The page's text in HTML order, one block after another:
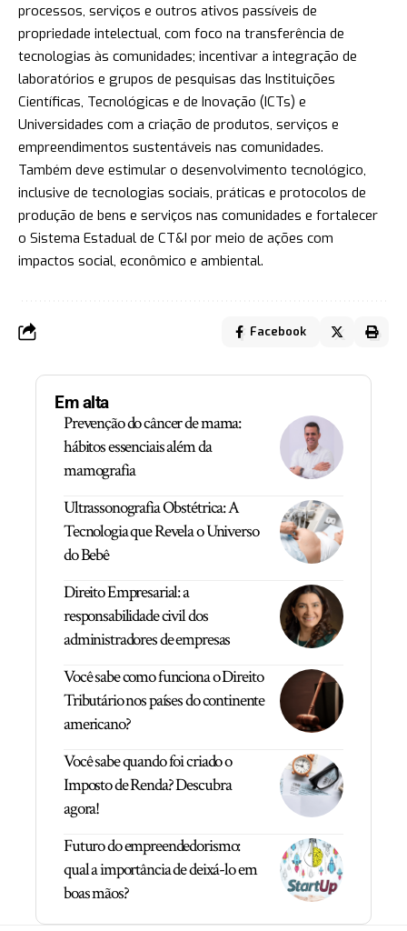
processos, serviços e outros ativos passíveis de
propriedade intelectual, com foco na transferência de
tecnologias às comunidades; incentivar a integração de
laboratórios e grupos de pesquisas das Instituições
Científicas, Tecnológicas e de Inovação (ICTs) e
Universidades com a criação de produtos, serviços e
empreendimentos sustentáveis nas comunidades.
Também deve estimular o desenvolvimento tecnológico,
inclusive de tecnologias sociais, práticas e protocolos de
produção de bens e serviços nas comunidades e fortalecer
o Sistema Estadual de CT&I por meio de ações com
impactos social, econômico e ambiental.
Facebook
Em alta
Prevenção do câncer de mama:
hábitos essenciais além da
mamografia
Ultrassonografia Obstétrica: A
Tecnologia que Revela o Universo
do Bebê
Direito Empresarial: a
responsabilidade civil dos
administradores de empresas
Você sabe como funciona o Direito
Tributário nos países do continente
americano?
Você sabe quando foi criado o
Imposto de Renda? Descubra
agora!
Futuro do empreendedorismo:
qual a importância de deixá-lo em
boas mãos?